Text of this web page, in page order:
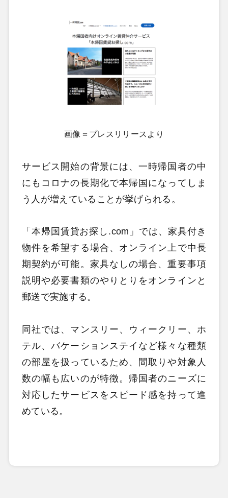
画像＝プレスリリースより
サービス開始の背景には、一時帰国者の中
にもコロナの長期化で本帰国になってしま
う人が増えていることが挙げられる。
「本帰国賃貸お探し.com」では、家具付き
物件を希望する場合、オンライン上で中長
期契約が可能。家具なしの場合、重要事項
説明や必要書類のやりとりをオンラインと
郵送で実施する。
同社では、マンスリー、ウィークリー、ホ
テル、バケーションステイなど様々な種類
の部屋を扱っているため、間取りや対象人
数の幅も広いのが特徴。帰国者のニーズに
対応したサービスをスピード感を持って進
めている。